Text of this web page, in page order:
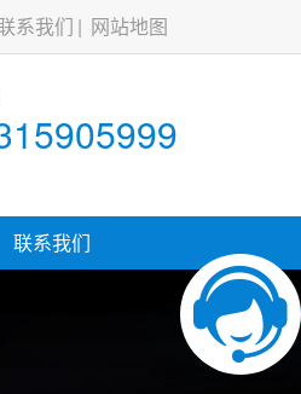
系我们 网站地图
联系我们